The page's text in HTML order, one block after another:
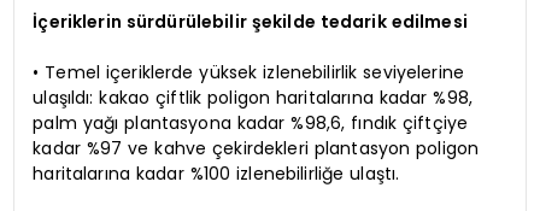
İçeriklerin sürdürülebilir şekilde tedarik edilmesi
• Temel içeriklerde yüksek izlenebilirlik seviyelerine
ulaşıldı: kakao çiftlik poligon haritalarına kadar %98,
palm yağı plantasyona kadar %98,6, fındık çiftçiye
kadar %97 ve kahve çekirdekleri plantasyon poligon
haritalarına kadar %100 izlenebilirliğe ulaştı.